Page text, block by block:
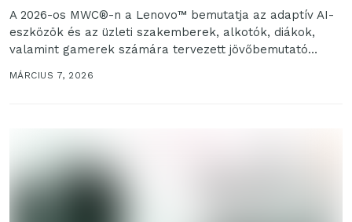
A 2026-os MWC®-n a Lenovo™ bemutatja az adaptív AI-
eszközök és az üzleti szakemberek, alkotók, diákok,
valamint gamerek számára tervezett jövőbemutató
koncepciók új generációját....
MÁRCIUS 7, 2026